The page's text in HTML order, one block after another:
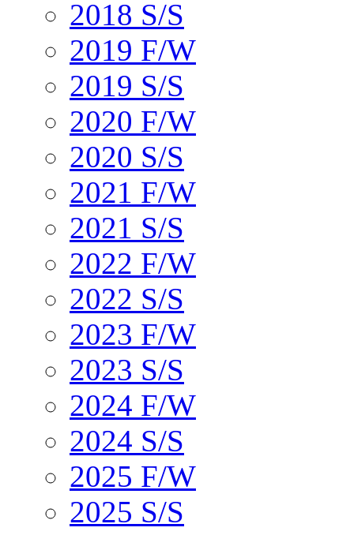
2018 S/S
2019 F/W
2019 S/S
2020 F/W
2020 S/S
2021 F/W
2021 S/S
2022 F/W
2022 S/S
2023 F/W
2023 S/S
2024 F/W
2024 S/S
2025 F/W
2025 S/S